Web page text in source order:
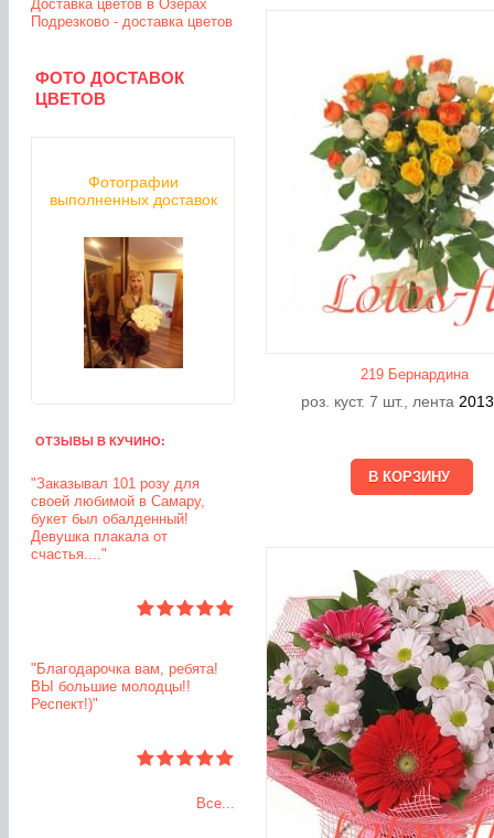
Доставка цветов в Озерах
Подрезково - доставка цветов
ФОТО ДОСТАВОК
ЦВЕТОВ
Фотографии
выполненных доставок
ОТЗЫВЫ В КУЧИНО:
"Заказывал 101 розу для
своей любимой в Самару,
букет был обалденный!
Девушка плакала от
счастья...."
"Благодарочка вам, ребята!
ВЫ большие молодцы!!
Респект!)"
Все...
219 Бернардина
роз. куст. 7 шт., лента 2013